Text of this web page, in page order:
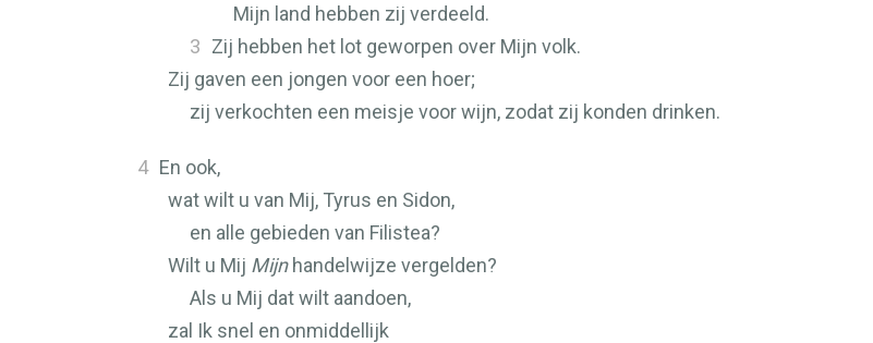
Mijn land hebben zij verdeeld.
3 Zij hebben het lot geworpen over Mijn volk.
Zij gaven een jongen voor een hoer;
zij verkochten een meisje voor wijn, zodat zij konden drinken.
4 En ook,
wat wilt u van Mij, Tyrus en Sidon,
en alle gebieden van Filistea?
Wilt u Mij Mijnhandelwijze vergelden?
Als u Mij dat wilt aandoen,
zal Ik snel en onmiddellijk